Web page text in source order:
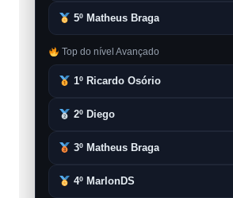
5º Matheus Braga
Top do nível Avançado
1º Ricardo Osório
2º Diego
3º Matheus Braga
4º MarlonDS